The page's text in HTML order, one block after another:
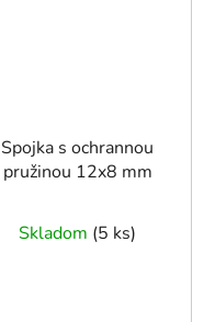
Spojka s ochrannou
pružinou 12x8 mm
Skladom (5 ks)